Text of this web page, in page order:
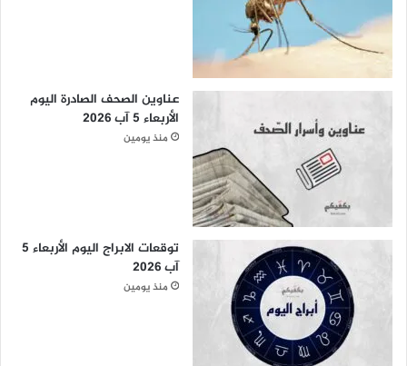
عناوين الصحف الصادرة اليوم
الأربعاء 5 آب 2026
منذ يومين
توقعات الابراج اليوم الأربعاء 5
آب 2026
منذ يومين